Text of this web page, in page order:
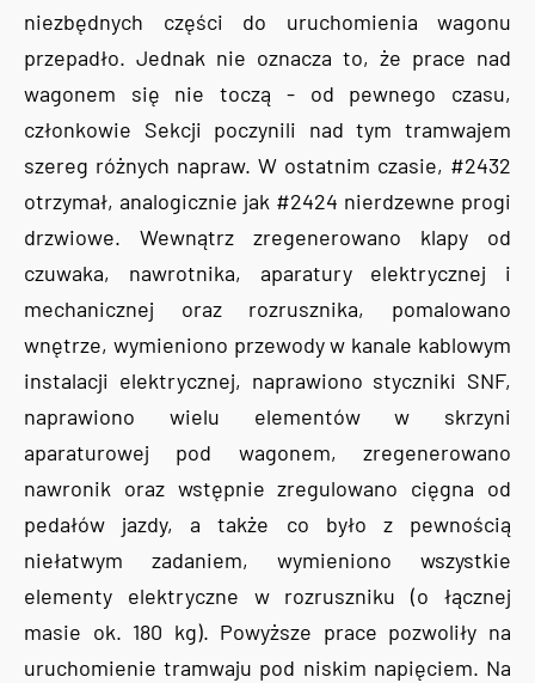
niezbędnych części do uruchomienia wagonu
przepadło. Jednak nie oznacza to, że prace nad
wagonem się nie toczą - od pewnego czasu,
członkowie Sekcji poczynili nad tym tramwajem
szereg różnych napraw. W ostatnim czasie, #2432
otrzymał, analogicznie jak #2424 nierdzewne progi
drzwiowe. Wewnątrz zregenerowano klapy od
czuwaka, nawrotnika, aparatury elektrycznej i
mechanicznej oraz rozrusznika, pomalowano
wnętrze, wymieniono przewody w kanale kablowym
instalacji elektrycznej, naprawiono styczniki SNF,
naprawiono wielu elementów w skrzyni
aparaturowej pod wagonem, zregenerowano
nawronik oraz wstępnie zregulowano cięgna od
pedałów jazdy, a także co było z pewnością
niełatwym zadaniem, wymieniono wszystkie
elementy elektryczne w rozruszniku (o łącznej
masie ok. 180 kg). Powyższe prace pozwoliły na
uruchomienie tramwaju pod niskim napięciem. Na